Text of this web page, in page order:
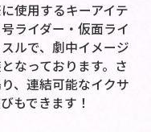
使用するキーアイテ
ライダー・仮面ライ
ルで、劇中イメージ
なっております。さ
、連結可能なイクサ
もできます！